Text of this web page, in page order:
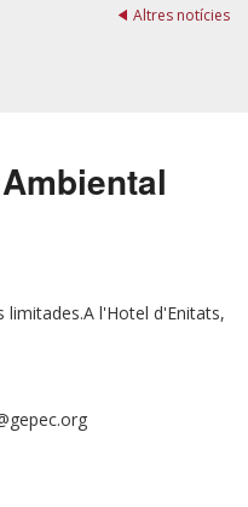
Altres notícies
limitades.A l'Hotel d'Enitats,